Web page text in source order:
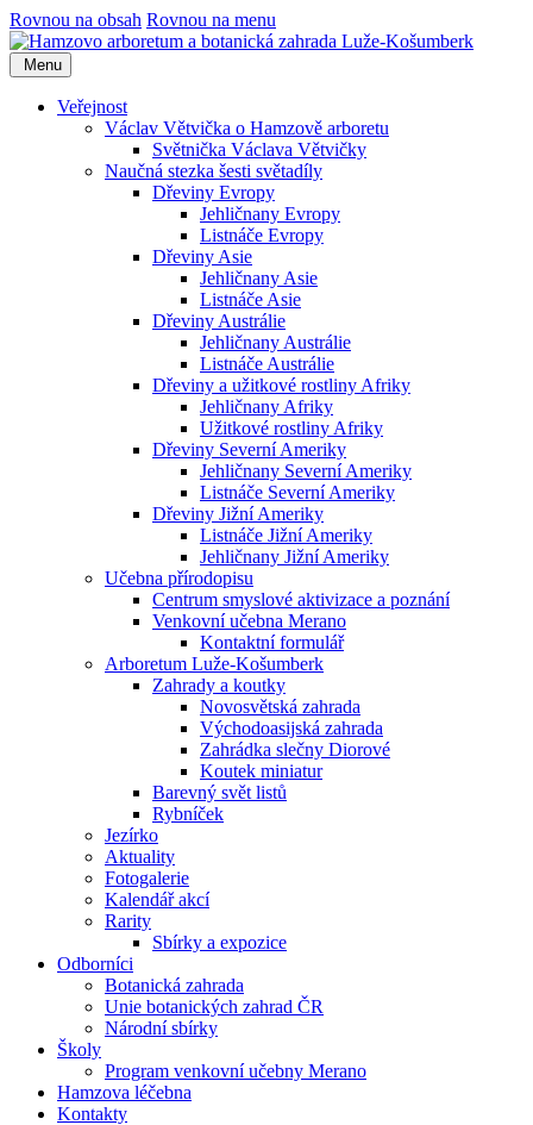
Rovnou na obsah Rovnou na menu
Menu
Veřejnost
Václav Větvička o Hamzově arboretu
Světnička Václava Větvičky
Naučná stezka šesti světadíly
Dřeviny Evropy
Jehličnany Evropy
Listnáče Evropy
Dřeviny Asie
Jehličnany Asie
Listnáče Asie
Dřeviny Austrálie
Jehličnany Austrálie
Listnáče Austrálie
Dřeviny a užitkové rostliny Afriky
Jehličnany Afriky
Užitkové rostliny Afriky
Dřeviny Severní Ameriky
Jehličnany Severní Ameriky
Listnáče Severní Ameriky
Dřeviny Jižní Ameriky
Listnáče Jižní Ameriky
Jehličnany Jižní Ameriky
Učebna přírodopisu
Centrum smyslové aktivizace a poznání
Venkovní učebna Merano
Kontaktní formulář
Arboretum Luže-Košumberk
Zahrady a koutky
Novosvětská zahrada
Východoasijská zahrada
Zahrádka slečny Diorové
Koutek miniatur
Barevný svět listů
Rybníček
Jezírko
Aktuality
Fotogalerie
Kalendář akcí
Rarity
Sbírky a expozice
Odborníci
Botanická zahrada
Unie botanických zahrad ČR
Národní sbírky
Školy
Program venkovní učebny Merano
Hamzova léčebna
Kontakty